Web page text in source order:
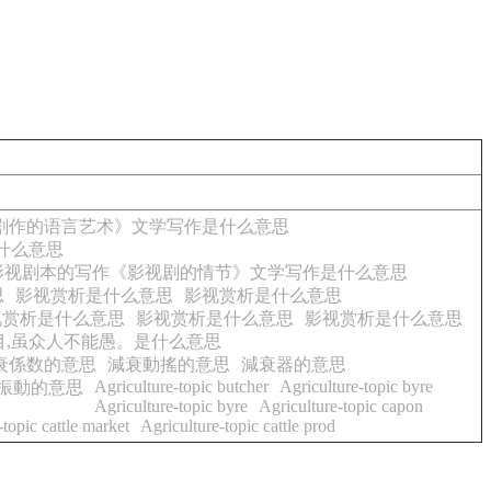
作的语言艺术》文学写作是什么意思
么意思
视剧本的写作《影视剧的情节》文学写作是什么意思
影视赏析是什么意思
影视赏析是什么意思
析是什么意思 影视赏析是什么意思
影视赏析是什么意思
虽众人不能愚。是什么意思
係数的意思 減衰動搖的意思
減衰器的意思
動的意思 Agriculture-topic butcher
Agriculture-topic byre
Agriculture-topic byre
Agriculture-topic capon
cattle market Agriculture-topic cattle prod